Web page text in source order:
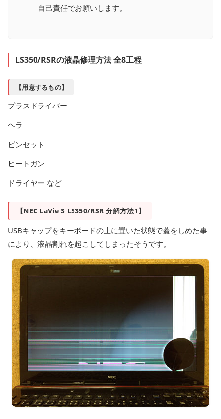
自己責任でお願いします。
LS350/RSRの液晶修理方法 全8工程
【用意するもの】
プラスドライバー
ヘラ
ピンセット
ヒートガン
ドライヤー など
【NEC LaVie S LS350/RSR 分解方法1】
USBキャップをキーボードの上に置いた状態で蓋をしめた事
により、液晶割れを起こしてしまったそうです。